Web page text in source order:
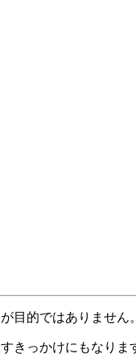
目的ではありません
きっかけにもなりま